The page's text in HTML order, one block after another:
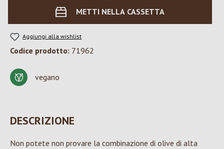
METTI NELLA CASSETTA
Aggiungi alla wishlist
Codice prodotto: 71962
vegano
DESCRIZIONE
Non potete non provare la combinazione di olive di alta